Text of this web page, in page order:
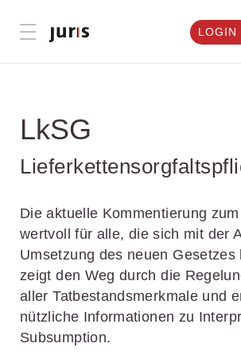
Menü öffnen LOGIN
LkSG
Die aktuelle Kommentierung
wertvoll für alle, die sich mit der
Umsetzung des neuen Gesetzes
zeigt den Weg durch die
aller Tatbestandsmerkmale und
nützliche Informationen zu
Subsumption.